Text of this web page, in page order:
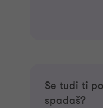
Se tudi ti
spadaš?